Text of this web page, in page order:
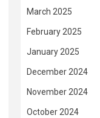
March 2025
February 2025
January 2025
December 2024
November 2024
October 2024